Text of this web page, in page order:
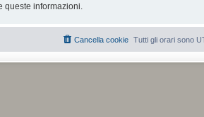
queste informazioni.
Tutti gli orari sono
Cancella cookie